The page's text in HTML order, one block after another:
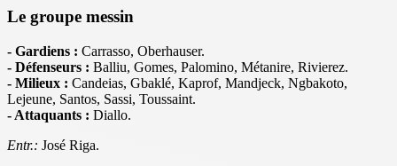
Le groupe messin
- Gardiens : Carrasso, Oberhauser.
- Défenseurs : Balliu, Gomes, Palomino, Métanire, Rivierez.
- Milieux : Candeias, Gbaklé, Kaprof, Mandjeck, Ngbakoto,
Lejeune, Santos, Sassi, Toussaint.
- Attaquants : Diallo.
Entr.: José Riga.